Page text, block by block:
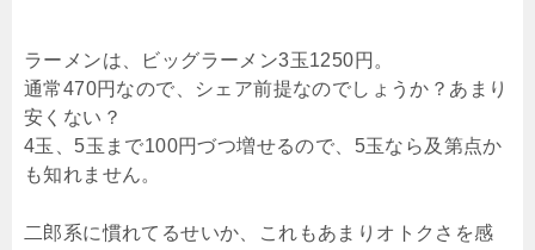
ラーメンは、ビッグラーメン3玉1250円。
通常470円なので、シェア前提なのでしょうか？あまり
安くない？
4玉、5玉まで100円づつ増せるので、5玉なら及第点か
も知れません。
二郎系に慣れてるせいか、これもあまりオトクさを感